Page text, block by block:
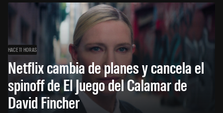
HACE 11 HORAS
Netflix cambia de planes y cancela el
spinoff de El Juego del Calamar de
David Fincher